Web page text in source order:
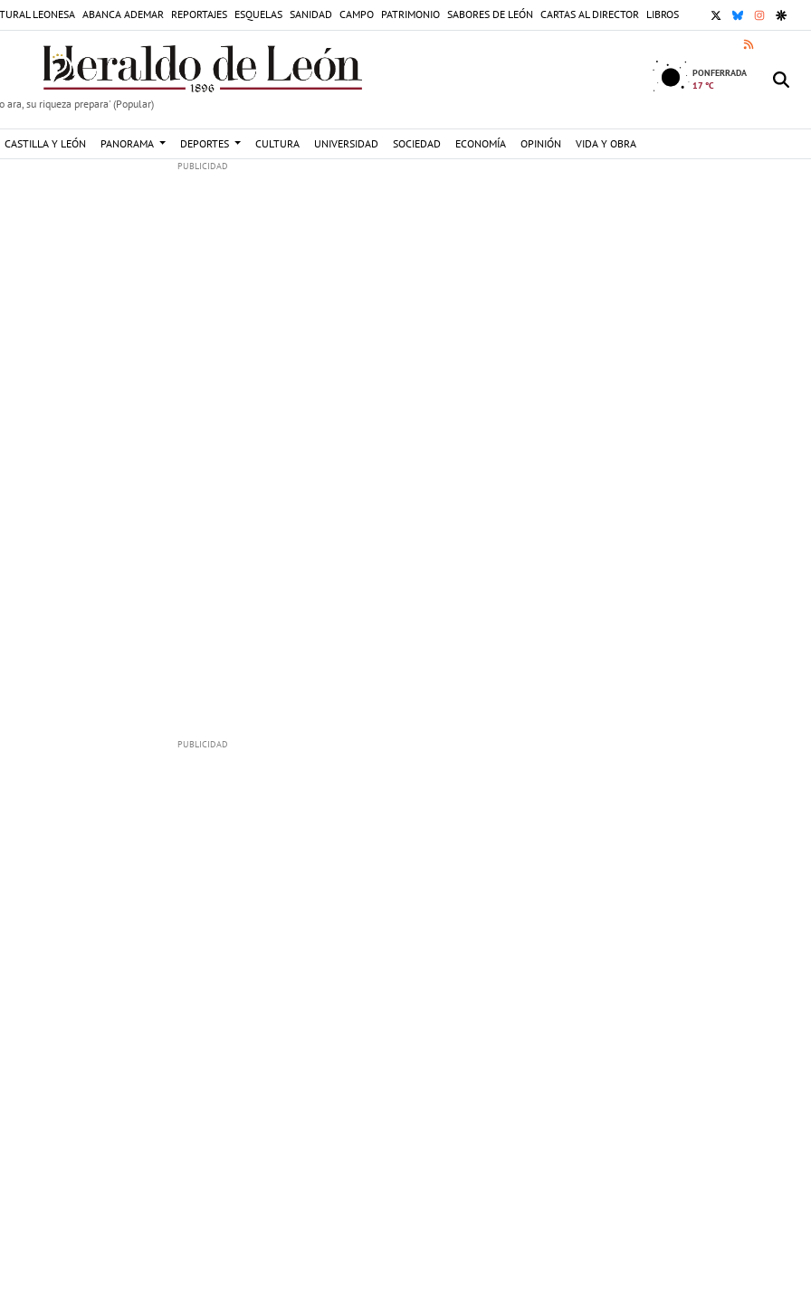
LEONESA ABANCA ADEMAR REPORTAJES ESQUELAS SANIDAD CAMPO PATRIMONIO SABORES DE LEÓN CARTAS AL DIRECTOR LIBROS X BLUESKY
RSS
ara, su riqueza prepara' (Popular)
PONFERRADA
17 °C
CASTILLA Y LEÓN PANORAMA DEPORTES CULTURA UNIVERSIDAD SOCIEDAD ECONOMÍA OPINIÓN VIDA Y OBRA